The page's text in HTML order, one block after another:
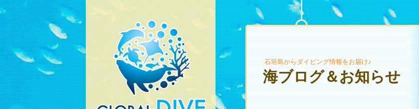
石垣島からダイビング情報をお届け♪
海ブログ＆お知らせ